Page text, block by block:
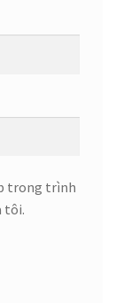
trong trình
tôi.